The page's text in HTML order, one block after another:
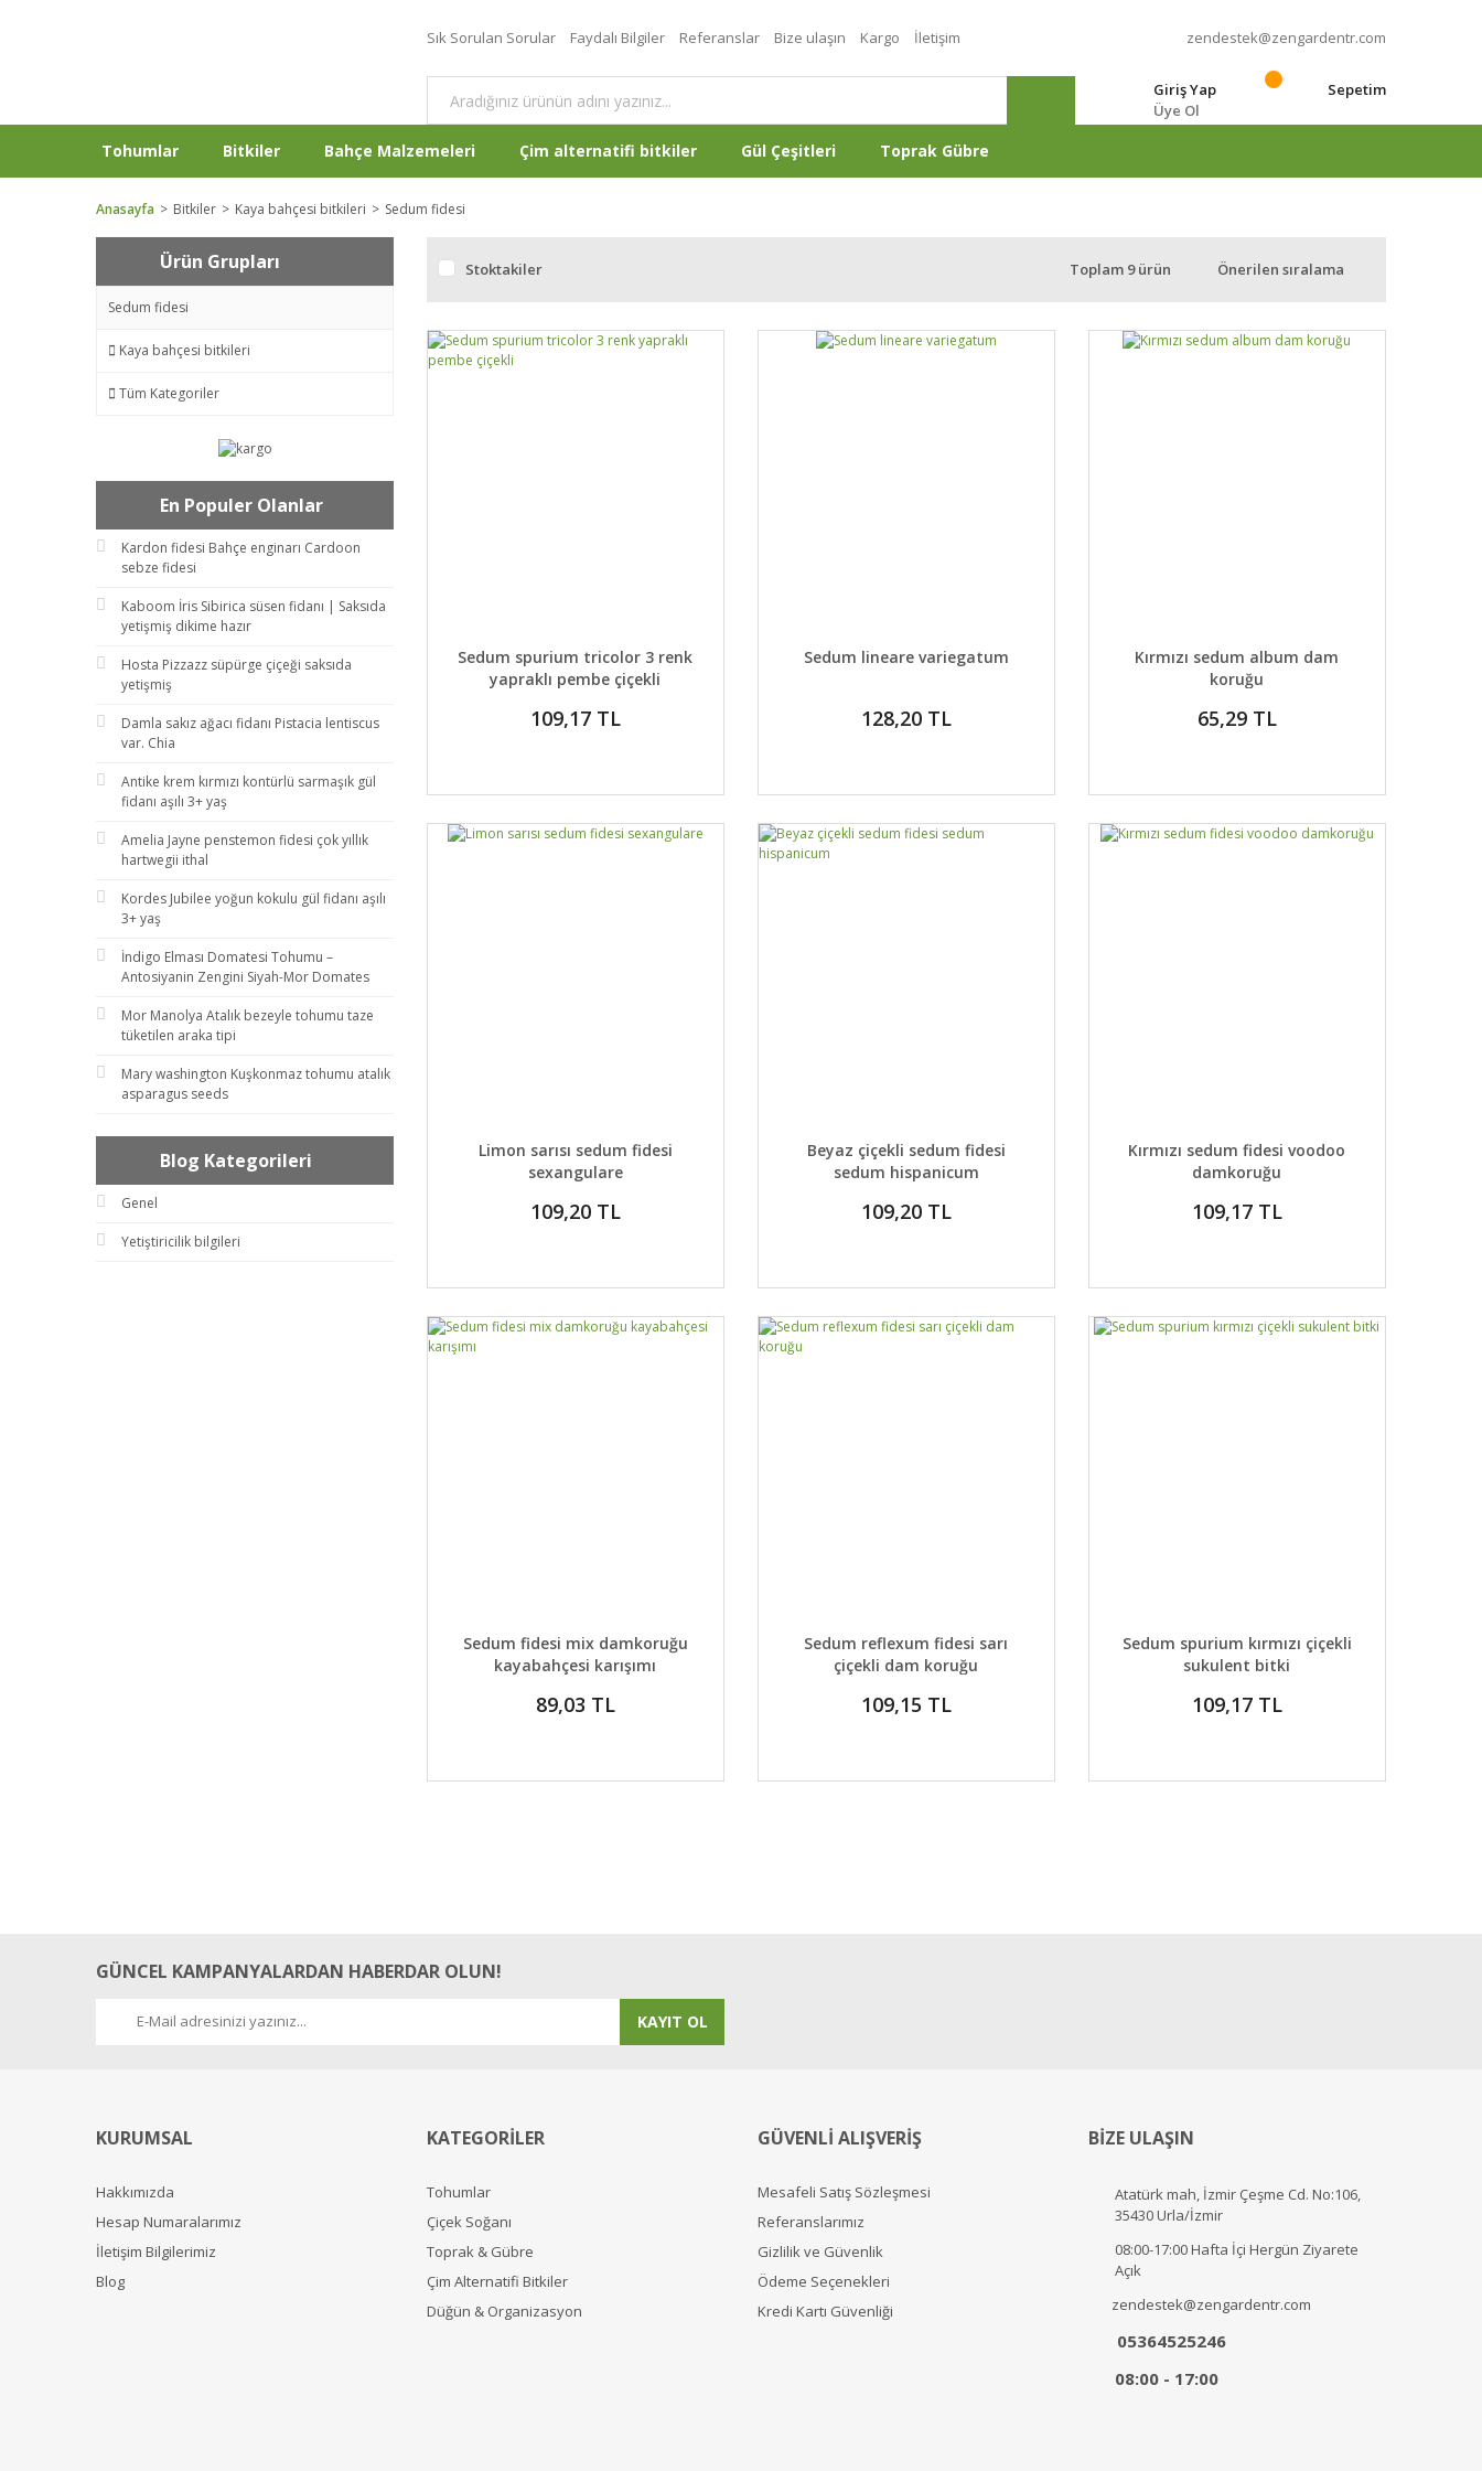
Sık Sorulan Sorular Faydalı Bilgiler Referanslar Bize ulaşın Kargo İletişim zendestek@zengardentr.com
Giriş Yap
Üye Ol
Sepetim
Tohumlar Bitkiler Bahçe Malzemeleri Çim alternatifi bitkiler Gül Çeşitleri Toprak Gübre
Anasayfa Bitkiler Kaya bahçesi bitkileri Sedum fidesi
Ürün Grupları
Sedum fidesi
Kaya bahçesi bitkileri
Tüm Kategoriler
En Populer Olanlar
Kardon fidesi Bahçe enginarı Cardoon
sebze fidesi
Kaboom İris Sibirica süsen fidanı | Saksıda
yetişmiş dikime hazır
Hosta Pizzazz süpürge çiçeği saksıda
yetişmiş
Damla sakız ağacı fidanı Pistacia lentiscus
var. Chia
Antike krem kırmızı kontürlü sarmaşık gül
fidanı aşılı 3+ yaş
Amelia Jayne penstemon fidesi çok yıllık
hartwegii ithal
Kordes Jubilee yoğun kokulu gül fidanı aşılı
3+ yaş
İndigo Elması Domatesi Tohumu –
Antosiyanin Zengini Siyah-Mor Domates
Mor Manolya Atalık bezeyle tohumu taze
tüketilen araka tipi
Mary washington Kuşkonmaz tohumu atalık
asparagus seeds
Blog Kategorileri
Genel
Yetiştiricilik bilgileri
Stoktakiler Toplam 9 ürün
DETAYLAR GELİNCE HABER VER
Sedum spurium tricolor 3 renk
yapraklı pembe çiçekli
109,17 TL
DETAYLAR GELİNCE HABER VER
Sedum lineare variegatum
128,20 TL
DETAYLAR GELİNCE HABER VER
Kırmızı sedum album dam
koruğu
65,29 TL
DETAYLAR GELİNCE HABER VER
Limon sarısı sedum fidesi
sexangulare
109,20 TL
DETAYLAR GELİNCE HABER VER
Beyaz çiçekli sedum fidesi
sedum hispanicum
109,20 TL
DETAYLAR GELİNCE HABER VER
Kırmızı sedum fidesi voodoo
damkoruğu
109,17 TL
DETAYLAR GELİNCE HABER VER
Sedum fidesi mix damkoruğu
kayabahçesi karışımı
89,03 TL
DETAYLAR GELİNCE HABER VER
Sedum reflexum fidesi sarı
çiçekli dam koruğu
109,15 TL
DETAYLAR GELİNCE HABER VER
Sedum spurium kırmızı çiçekli
sukulent bitki
109,17 TL
GÜNCEL KAMPANYALARDAN HABERDAR OLUN!
KAYIT OL
KURUMSAL
Hakkımızda
Hesap Numaralarımız
İletişim Bilgilerimiz
Blog
KATEGORİLER
Tohumlar
Çiçek Soğanı
Toprak & Gübre
Çim Alternatifi Bitkiler
Düğün & Organizasyon
GÜVENLİ ALIŞVERİŞ
Mesafeli Satış Sözleşmesi
Referanslarımız
Gizlilik ve Güvenlik
Ödeme Seçenekleri
Kredi Kartı Güvenliği
BİZE ULAŞIN
Atatürk mah, İzmir Çeşme Cd. No:106,
35430 Urla/İzmir
08:00-17:00 Hafta İçi Hergün Ziyarete
Açık
zendestek@zengardentr.com
05364525246
08:00 - 17:00